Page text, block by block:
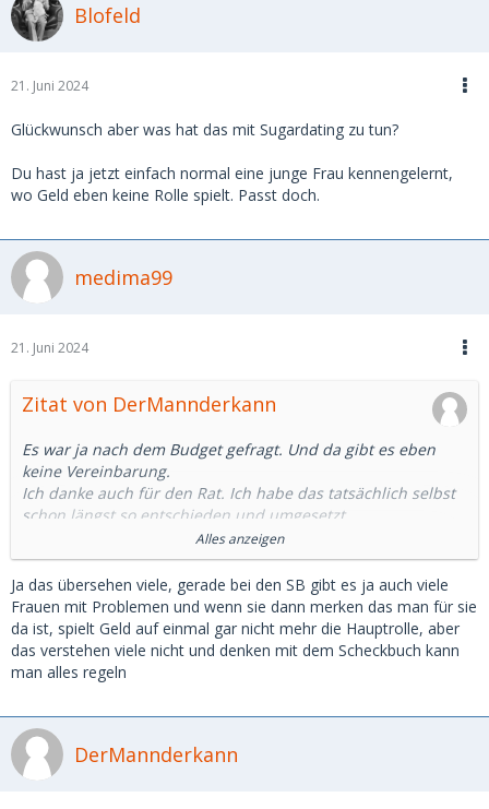
Blofeld
21. Juni 2024
Glückwunsch aber was hat das mit Sugardating zu tun?
Du hast ja jetzt einfach normal eine junge Frau kennengelernt,
wo Geld eben keine Rolle spielt. Passt doch.
medima99
21. Juni 2024
Zitat von DerMannderkann
Es war ja nach dem Budget gefragt. Und da gibt es eben
keine Vereinbarung.
Ich danke auch für den Rat. Ich habe das tatsächlich selbst
schon längst so entschieden und umgesetzt.
Tatsächlich habe ich ihr das Mopped gekauft, dass sie sich
gewünscht hat. Es gehört jetzt erst mal noch mir aber sie
fährt es. Wenn sie in einem Jahr noch bei mir ist, kriegt sie
es dann auch geschenkt.
Wichtiger ist aber denke ich wirklich die emotionale
Zuwendung. Sie hat schon eine ausgeprägte Sozialphobie,
weswegen auch solche Sachen wie schick Essen gehen,
ausfallen.
Das sind dann vermutlich auch meine "anderen Qualitäten".
Ich habe Geduld, ich halte es auch gut aus, wenn mal
Alles anzeigen
Ja das übersehen viele, gerade bei den SB gibt es ja auch viele
Frauen mit Problemen und wenn sie dann merken das man für sie
da ist, spielt Geld auf einmal gar nicht mehr die Hauptrolle, aber
das verstehen viele nicht und denken mit dem Scheckbuch kann
man alles regeln
DerMannderkann